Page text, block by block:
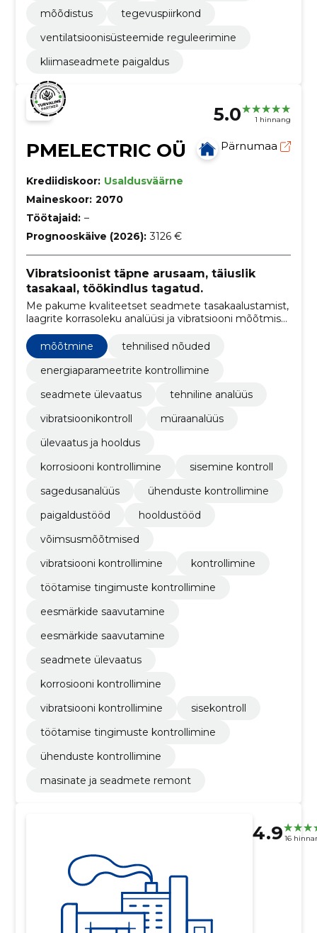
mõõdistus
tegevuspiirkond
ventilatsioonisüsteemide reguleerimine
kliimaseadmete paigaldus
5.0 1 hinnang
PMELECTRIC OÜ Pärnumaa
Krediidiskoor: Usaldusväärne
Maineskoor: 2070
Töötajaid: –
Prognooskäive (2026): 3126 €
Vibratsioonist täpne arusaam, täiuslik
tasakaal, töökindlus tagatud.
Me pakume kvaliteetset seadmete tasakaalustamist,
laagrite korrasoleku analüüsi ja vibratsiooni mõõtmise
teenust, samuti elektriseadmete paigaldust.
mõõtmine
tehnilised nõuded
energiaparameetrite kontrollimine
seadmete ülevaatus
tehniline analüüs
vibratsioonikontroll
müraanalüüs
ülevaatus ja hooldus
korrosiooni kontrollimine
sisemine kontroll
sagedusanalüüs
ühenduste kontrollimine
paigaldustööd
hooldustööd
võimsusmõõtmised
vibratsiooni kontrollimine
kontrollimine
töötamise tingimuste kontrollimine
eesmärkide saavutamine
eesmärkide saavutamine
seadmete ülevaatus
korrosiooni kontrollimine
vibratsiooni kontrollimine
sisekontroll
töötamise tingimuste kontrollimine
ühenduste kontrollimine
masinate ja seadmete remont
4.9 16